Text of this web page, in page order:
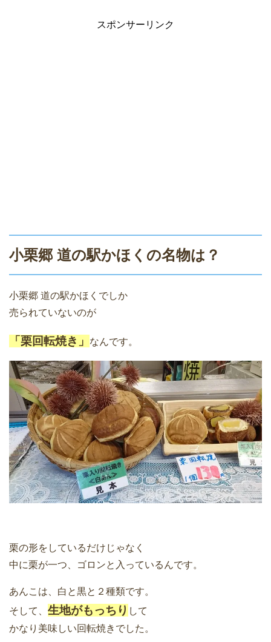
スポンサーリンク
小栗郷 道の駅かほくの名物は？
小栗郷 道の駅かほくでしか
売られていないのが
「栗回転焼き」 なんです。
栗の形をしているだけじゃなく
中に栗が一つ、ゴロンと入っているんです。
あんこは、白と黒と２種類です。
そして、 生地がもっちり して
かなり美味しい回転焼きでした。